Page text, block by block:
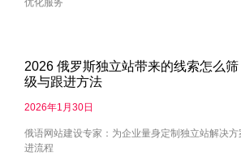
优化服务
2026 俄罗斯独立站带来的线索怎么
级与跟进方法
2026年1月30日
俄语网站建设专家：为企业量身定制独立站解决
进流程